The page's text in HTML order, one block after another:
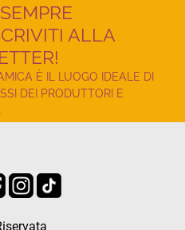
ALLA
È IL LUOGO IDEALE DI
DEI PRODUTTORI E